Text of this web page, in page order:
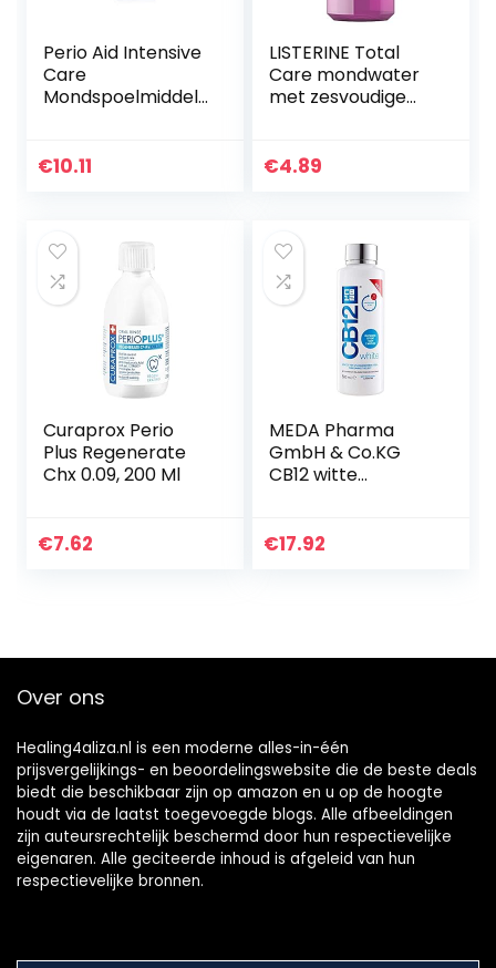
Perio Aid Intensive
Care
Mondspoelmiddel
€10.11
LISTERINE Total
Care mondwater
met zesvoudige
mondverzorging
€4.89
Curaprox Perio
Plus Regenerate
Chx 0.09, 200 Ml
€7.62
MEDA Pharma
GmbH & Co.KG
CB12 witte
€17.92
Over ons
Healing4aliza.nl is een moderne alles-in-één
prijsvergelijkings- en beoordelingswebsite die de beste deals
biedt die beschikbaar zijn op amazon en u op de hoogte
houdt via de laatst toegevoegde blogs. Alle afbeeldingen
zijn auteursrechtelijk beschermd door hun respectievelijke
eigenaren. Alle geciteerde inhoud is afgeleid van hun
respectievelijke bronnen.